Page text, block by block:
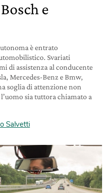
e
è entrato
Svariati
di assistenza al conducente
Mercedes-Benz e Bmw,
soglia di attenzione non
sia tuttora chiamato a
Salvetti